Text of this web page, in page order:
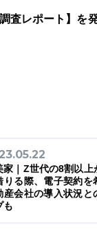
査レポート】を
家｜Z世代の8割以上
りる際、電子契約を
産会社の導入状況と
も